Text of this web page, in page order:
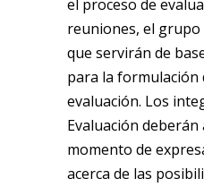
el proceso de
reuniones, el
que servirán de
para la formulación
evaluación. Los
Evaluación
momento de
acerca de las